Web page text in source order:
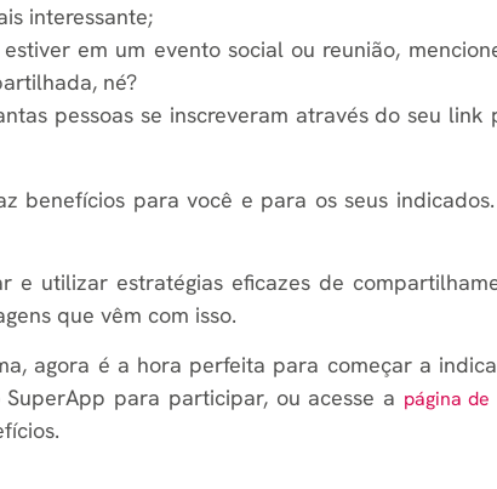
interessante;
em um evento social ou reunião,
né?
pessoas se inscreveram através do seu
benefícios para você e para os seus
e utilizar estratégias eficazes de
que vêm com isso.
agora é a hora perfeita para começar a
para participar, ou acesse a página